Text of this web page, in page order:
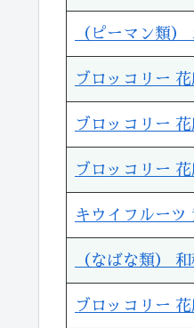
（ピーマン類
ブロッコリー
ブロッコリー
ブロッコリー
キウイフルーツ
（なばな類）
ブロッコリー